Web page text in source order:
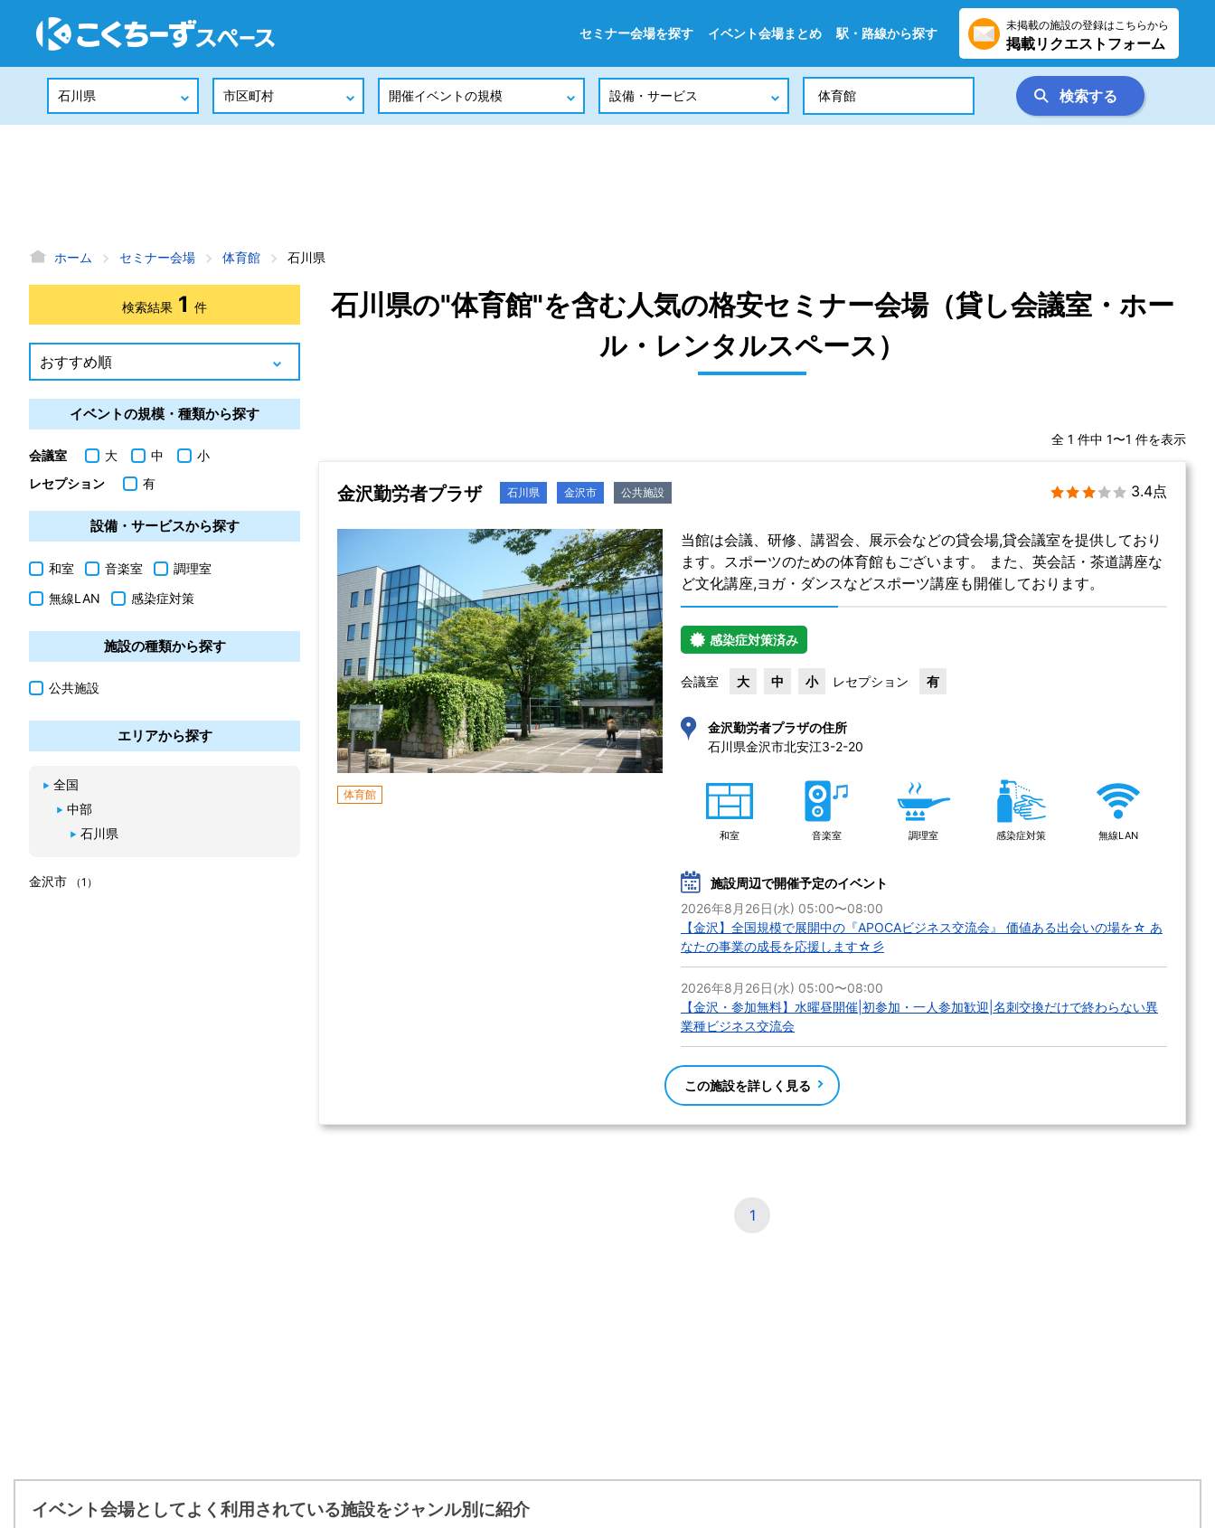
セミナー会場を探す イベント会場まとめ 駅・路線から探す
未掲載の施設の登録はこちらから
掲載リクエストフォーム
検索する
ホーム セミナー会場 体育館 石川県
石川県の"体育館"を含む人気の格安セミナー会場（貸し会議室・ホー
ル・レンタルスペース）
全 1 件中 1〜1 件を表示
金沢勤労者プラザ 石川県 金沢市 公共施設 3.4点
体育館
当館は会議、研修、講習会、展示会などの貸会場,貸会議室を提供しており
ます。スポーツのための体育館もございます。 また、英会話・茶道講座な
ど文化講座,ヨガ・ダンスなどスポーツ講座も開催しております。
感染症対策済み
会議室 大 中 小 レセプション 有
金沢勤労者プラザの住所
石川県金沢市北安江3-2-20
和室 音楽室 調理室 感染症対策 無線LAN
施設周辺で開催予定のイベント
2026年8月26日(水) 05:00〜08:00
【金沢】全国規模で展開中の『APOCAビジネス交流会』 価値ある出会いの場を☆ あ
なたの事業の成長を応援します☆彡
2026年8月26日(水) 05:00〜08:00
【金沢・参加無料】水曜昼開催|初参加・一人参加歓迎|名刺交換だけで終わらない異
業種ビジネス交流会
この施設を詳しく見る
1
検索結果 1 件
イベントの規模・種類から探す
会議室 大 中
小
レセプション
有
設備・サービスから探す
和室 音楽室
調理室
無線LAN
感染症対策
施設の種類から探す
公共施設
エリアから探す
全国
中部
石川県
金沢市 （1）
イベント会場としてよく利用されている施設をジャンル別に紹介